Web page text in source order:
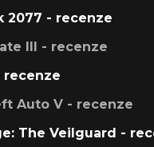
2077 - recenze
III - recenze
recenze
Auto V - recenze
The Veilguard -